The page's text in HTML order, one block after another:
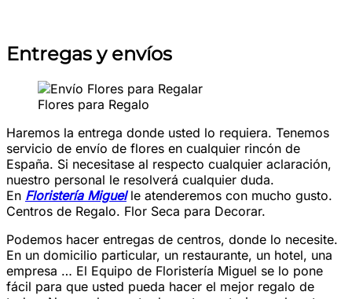
Entregas y envíos
Flores para Regalo
Haremos la entrega donde usted lo requiera. Tenemos
servicio de envío de flores en cualquier rincón de
España. Si necesitase al respecto cualquier aclaración,
nuestro personal le resolverá cualquier duda.
En Floristería Miguelle atenderemos con mucho gusto.
Centros de Regalo. Flor Seca para Decorar.
Podemos hacer entregas de centros, donde lo necesite.
En un domicilio particular, un restaurante, un hotel, una
empresa … El Equipo de Floristería Miguel se lo pone
fácil para que usted pueda hacer el mejor regalo de